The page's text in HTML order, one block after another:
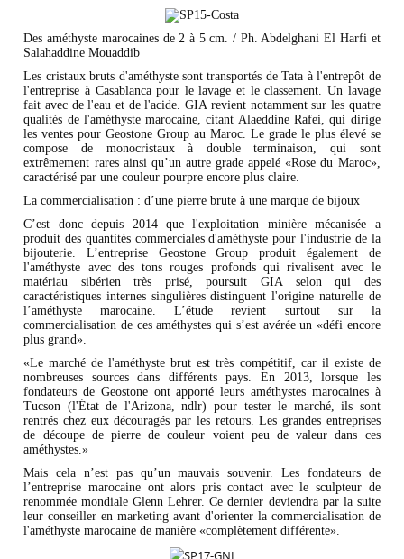
Des améthyste marocaines de 2 à 5 cm. / Ph. Abdelghani El Harfi et
Salahaddine Mouaddib
Les cristaux bruts d'améthyste sont transportés de Tata à l'entrepôt de
l'entreprise à Casablanca pour le lavage et le classement. Un lavage
fait avec de l'eau et de l'acide. GIA revient notamment sur les quatre
qualités de l'améthyste marocaine, citant Alaeddine Rafei, qui dirige
les ventes pour Geostone Group au Maroc. Le grade le plus élevé se
compose de monocristaux à double terminaison, qui sont
extrêmement rares ainsi qu’un autre grade appelé «Rose du Maroc»,
caractérisé par une couleur pourpre encore plus claire.
La commercialisation : d’une pierre brute à une marque de bijoux
C’est donc depuis 2014 que l'exploitation minière mécanisée a
produit des quantités commerciales d'améthyste pour l'industrie de la
bijouterie. L’entreprise Geostone Group produit également de
l'améthyste avec des tons rouges profonds qui rivalisent avec le
matériau sibérien très prisé, poursuit GIA selon qui des
caractéristiques internes singulières distinguent l'origine naturelle de
l’améthyste marocaine. L’étude revient surtout sur la
commercialisation de ces améthystes qui s’est avérée un «défi encore
plus grand».
«Le marché de l'améthyste brut est très compétitif, car il existe de
nombreuses sources dans différents pays. En 2013, lorsque les
fondateurs de Geostone ont apporté leurs améthystes marocaines à
Tucson (l'État de l'Arizona, ndlr) pour tester le marché, ils sont
rentrés chez eux découragés par les retours. Les grandes entreprises
de découpe de pierre de couleur voient peu de valeur dans ces
améthystes.»
Mais cela n’est pas qu’un mauvais souvenir. Les fondateurs de
l’entreprise marocaine ont alors pris contact avec le sculpteur de
renommée mondiale Glenn Lehrer. Ce dernier deviendra par la suite
leur conseiller en marketing avant d'orienter la commercialisation de
l'améthyste marocaine de manière «complètement différente».